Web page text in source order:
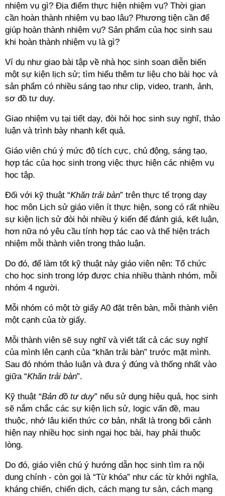
nhiệm vụ gì? Địa điểm thực hiện nhiệm vụ? Thời gian
cần hoàn thành nhiệm vụ bao lâu? Phương tiện cần để
giúp hoàn thành nhiệm vụ? Sản phẩm của học sinh sau
khi hoàn thành nhiệm vụ là gì?
Ví dụ như giao bài tập về nhà học sinh soạn diễn biến
một sự kiện lịch sử; tìm hiểu thêm tư liệu cho bài học và
sản phẩm có nhiều sáng tạo như clip, video, tranh, ảnh,
sơ đồ tư duy.
Giao nhiệm vụ tại tiết dạy, đòi hỏi học sinh suy nghĩ, thảo
luận và trình bày nhanh kết quả.
Giáo viên chú ý mức độ tích cực, chủ động, sáng tạo,
hợp tác của học sinh trong việc thực hiện các nhiệm vụ
học tập.
Đối với kỹ thuật “Khăn trải bàn” trên thực tế trọng dạy
học môn Lịch sử giáo viên ít thực hiện, song có rất nhiều
sự kiện lịch sử đòi hỏi nhiều ý kiến để đánh giá, kết luận,
hơn nữa nó yêu cầu tính hợp tác cao và thể hiện trách
nhiệm mỗi thành viên trong thảo luận.
Do đó, để làm tốt kỹ thuật này giáo viên nên: Tổ chức
cho học sinh trong lớp được chia nhiều thành nhóm, mỗi
nhóm 4 người.
Mỗi nhóm có một tờ giấy A0 đặt trên bàn, mỗi thành viên
một cạnh của tờ giấy.
Mỗi thành viên sẽ suy nghĩ và viết tất cả các suy nghĩ
của mình lên cạnh của “khăn trải bàn” trước mặt mình.
Sau đó nhóm thảo luận và đưa ý đúng và thống nhất vào
giữa “Khăn trải bàn”.
Kỹ thuật “Bản đồ tư duy” nếu sử dụng hiệu quả, học sinh
sẽ nắm chắc các sự kiện lịch sử, logic vấn đề, mau
thuộc, nhớ lâu kiến thức cơ bản, nhất là trong bối cảnh
hiện nay nhiều học sinh ngại học bài, hay phải thuộc
lòng.
Do đó, giáo viên chú ý hướng dẫn học sinh tìm ra nội
dung chính - còn gọi là “Từ khóa” như các từ khởi nghĩa,
kháng chiến, chiến dịch, cách mạng tư sản, cách mạng